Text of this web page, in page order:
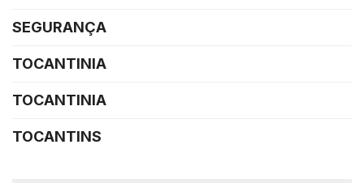
SEGURANÇA
TOCANTINIA
TOCANTINIA
TOCANTINS